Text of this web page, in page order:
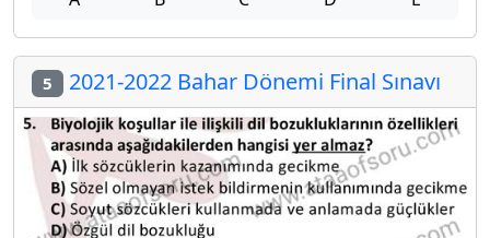
5 2021-2022 Bahar Dönemi Final Sınavı